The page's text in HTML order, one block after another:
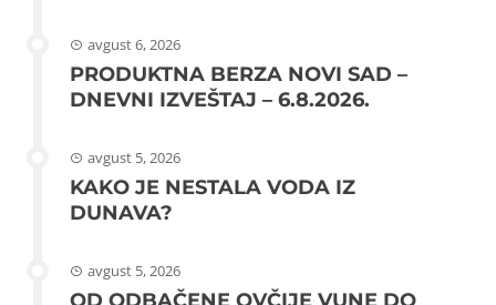
avgust 6, 2026
PRODUKTNA BERZA NOVI SAD –
DNEVNI IZVEŠTAJ – 6.8.2026.
avgust 5, 2026
KAKO JE NESTALA VODA IZ
DUNAVA?
avgust 5, 2026